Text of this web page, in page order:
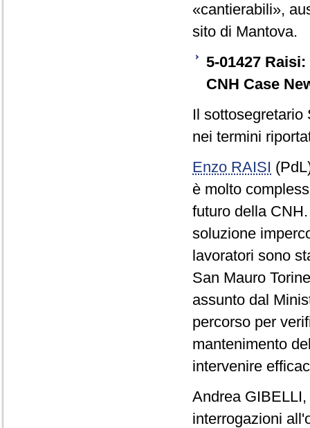
«cantierabili»,
sito di Mantova.
5-01427
CNH Case
Il sottosegretario
nei termini
Enzo RAISI
è molto
futuro della
soluzione
lavoratori sono
San Mauro
assunto dal
percorso per
mantenimento
intervenire
Andrea GIBELLI,
interrogazioni